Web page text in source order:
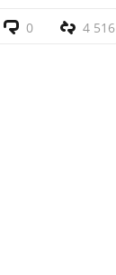
0 4 516